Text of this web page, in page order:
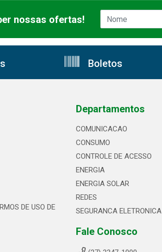
nossas ofertas!
Boletos
DE USO DE
Departamentos
COMUNICACAO
CONSUMO
CONTROLE DE ACESSO
ENERGIA
ENERGIA SOLAR
REDES
SEGURANCA ELETRONICA
Fale Conosco